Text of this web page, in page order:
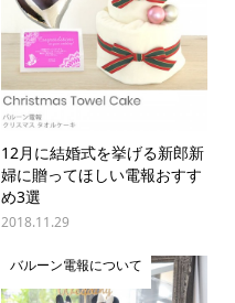
12月に結婚式を挙げる新郎新
婦に贈ってほしい電報おすす
め3選
2018.11.29
バルーン電報について